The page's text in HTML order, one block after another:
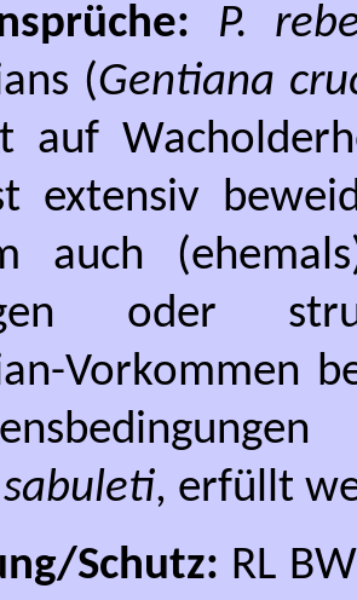
P.
(Gentiana
auf
extensiv
auch
oder
Vorkommen
, erfüllt
Schutz: RL